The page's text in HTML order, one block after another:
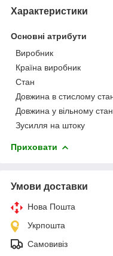
Характеристики
Основні атрибути
Виробник
Країна виробник
Стан
Довжина в стислому
Довжина у вільному
Зусилля на штоку
Приховати
Умови доставки
Нова Пошта
Укрпошта
Самовивіз